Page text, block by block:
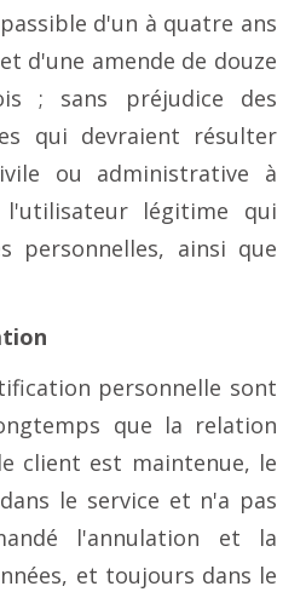
d'un à quatre ans
d'une amende de douze
; sans préjudice des
qui devraient résulter
ou administrative à
légitime qui
personnelles, ainsi que
personnelle sont
que la relation
client est maintenue, le
le service et n'a pas
l'annulation et la
et toujours dans le